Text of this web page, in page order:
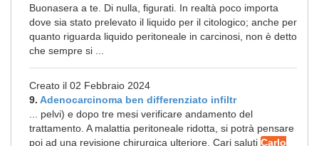
Buonasera a te. Di nulla, figurati. In realtà poco importa
dove sia stato prelevato il liquido per il citologico; anche per
quanto riguarda liquido peritoneale in carcinosi, non è detto
che sempre si ...
Creato il 02 Febbraio 2024
9. Adenocarcinoma ben differenziato infiltr
... pelvi) e dopo tre mesi verificare andamento del
trattamento. A malattia peritoneale ridotta, si potrà pensare
poi ad una revisione chirurgica ulteriore. Cari saluti Carlo